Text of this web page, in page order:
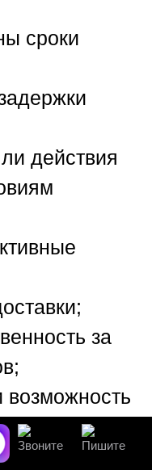
сроки
действия
за
возможность